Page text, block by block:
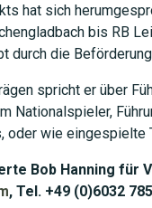
hat sich
bis RB
durch die
spricht er über
Nationalspieler,
oder wie eingespielte
Bob Hanning für
, Tel. +49 (0)6032